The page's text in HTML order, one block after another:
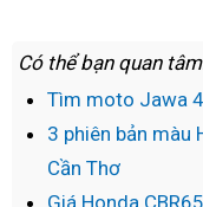
Có thể bạn quan
Tìm moto Jawa
3 phiên bản màu
Cần Thơ